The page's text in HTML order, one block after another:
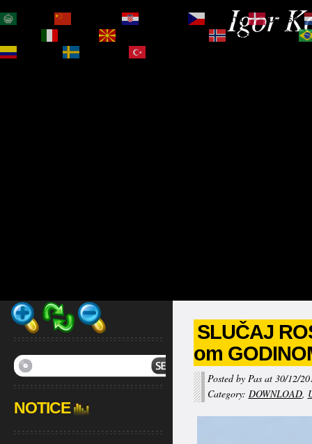
Igor
SLUČAJ
om
Posted by Pas at 30/12/
Category: DOWNLOAD,
NOTICE
Čeština‎
Dansk
Norsk bokmål